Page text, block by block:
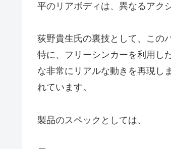
平のリアボディは、異なるアク
荻野貴生氏の裏技として、この
特に、フリーシンカーを利用し
な非常にリアルな動きを再現し
れています。
製品のスペックとしては、